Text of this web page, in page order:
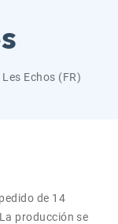
Les Echos (FR)
de 14
producción se